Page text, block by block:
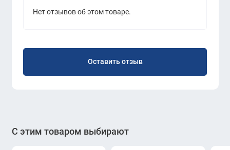
Нет отзывов об этом товаре.
Оставить отзыв
С этим товаром выбирают